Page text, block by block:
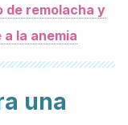
de remolacha y
la anemia
una